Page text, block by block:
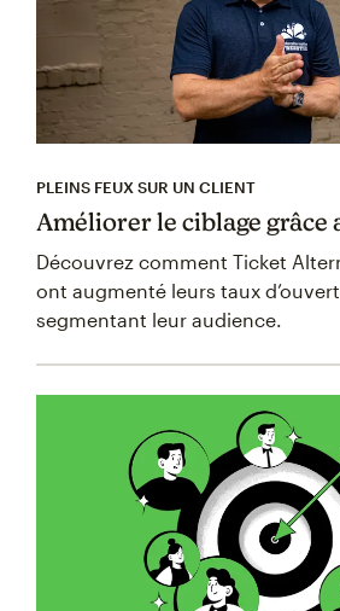
PLEINS FEUX SUR UN CLIENT
Améliorer le ciblage grâce
Découvrez comment Ticket
ont augmenté leurs taux
segmentant leur audience.